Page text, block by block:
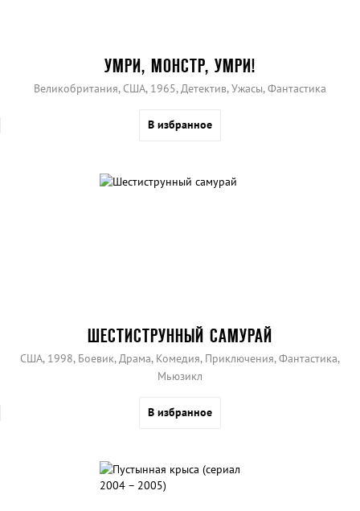
УМРИ, МОНСТР, УМРИ!
Великобритания, США, 1965, Детектив, Ужасы, Фантастика
В избранное
ШЕСТИСТРУННЫЙ САМУРАЙ
США, 1998, Боевик, Драма, Комедия, Приключения, Фантастика,
Мьюзикл
В избранное